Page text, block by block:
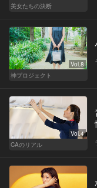
美女たちの決断
Vol.8
神プロジェクト
Vol.4
CAのリアル